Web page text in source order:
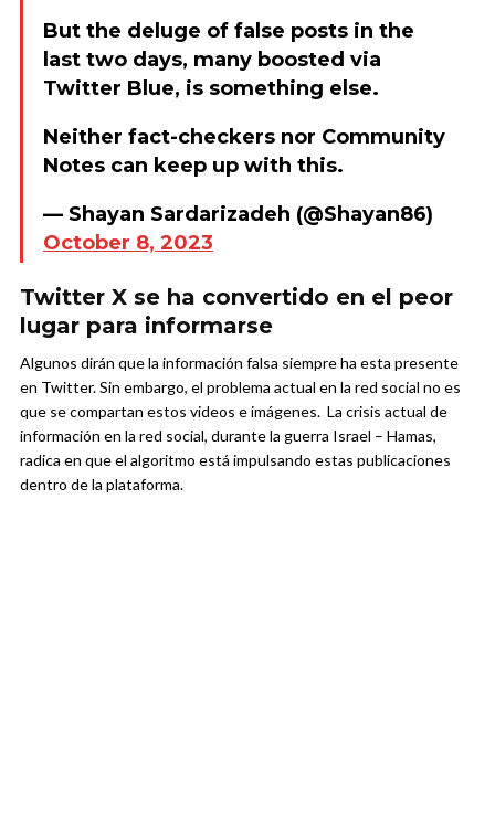
But the deluge of false posts in the
last two days, many boosted via
Twitter Blue, is something else.
Neither fact-checkers nor Community
Notes can keep up with this.
— Shayan Sardarizadeh (@Shayan86)
October 8, 2023
Twitter X se ha convertido en el peor
lugar para informarse
Algunos dirán que la información falsa siempre ha esta presente
en Twitter. Sin embargo, el problema actual en la red social no es
que se compartan estos videos e imágenes. La crisis actual de
información en la red social, durante la guerra Israel – Hamas,
radica en que el algoritmo está impulsando estas publicaciones
dentro de la plataforma.